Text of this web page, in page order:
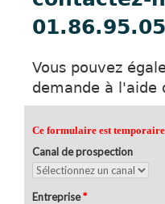
Vous pouvez
demande à l'aide